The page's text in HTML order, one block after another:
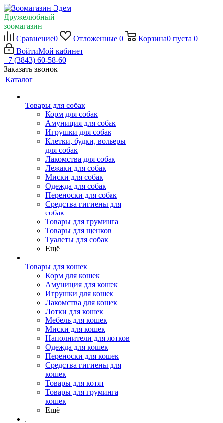
Дружелюбный
зоомагазин
Сравнение0 Отложенные 0 Корзина0 пуста 0
ВойтиМой кабинет
+7 (3843) 60-58-60
Заказать звонок
Каталог
Товары для собак
Корм для собак
Амуниция для собак
Игрушки для собак
Клетки, будки, вольеры
для собак
Лакомства для собак
Лежаки для собак
Миски для собак
Одежда для собак
Переноски для собак
Средства гигиены для
собак
Товары для груминга
Товары для щенков
Туалеты для собак
Ещё
Товары для кошек
Корм для кошек
Амуниция для кошек
Игрушки для кошек
Лакомства для кошек
Лотки для кошек
Мебель для кошек
Миски для кошек
Наполнители для лотков
Одежда для кошек
Переноски для кошек
Средства гигиены для
кошек
Товары для котят
Товары для груминга
кошек
Ещё